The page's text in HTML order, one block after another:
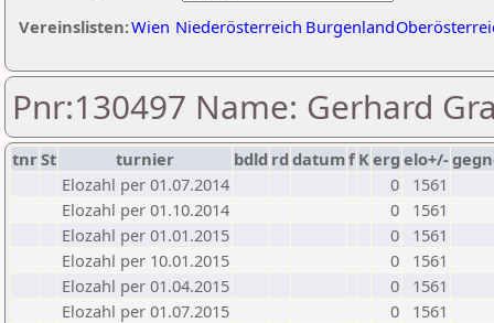
Vereinslisten:Wien Niederösterreich Burgenland
Pnr:130497 Name: Gerhard
tnrSt turnier bdld rd datumf Kerg elo+/-
Elozahl per 01.07.2014
0
1561
Elozahl per 01.10.2014
0
1561
Elozahl per 01.01.2015
0
1561
Elozahl per 10.01.2015
0
1561
Elozahl per 01.04.2015
0
1561
Elozahl per 01.07.2015
0
1561